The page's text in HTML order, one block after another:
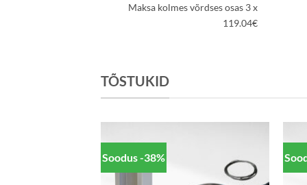
kuni
491,04 €
Maksa kolmes võrdses osas 3 x
119.04€
TÕSTUKID
Soodus -38%